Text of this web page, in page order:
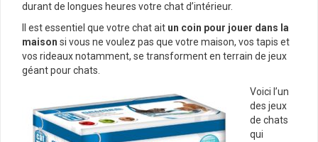
durant de longues heures votre chat d’intérieur.
Il est essentiel que votre chat ait un coin pour jouer dans la
maison si vous ne voulez pas que votre maison, vos tapis et
vos rideaux notamment, se transforment en terrain de jeux
géant pour chats.
Voici l’un
des jeux
de chats
qui